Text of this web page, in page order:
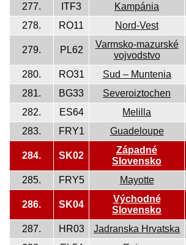
277.
ITF3 Kampánia
278.
RO11 Nord-Vest
279. PL62
Varmsko-mazurské
vojvodstvo
280. RO31 Sud – Muntenia
281.
BG33 Severoiztochen
282.
ES64 Melilla
283.
FRY1 Guadeloupe
284. SK02
Západné
Slovensko
285. FRY5 Mayotte
286. SK04
Východné
Slovensko
287. HR03 Jadranska Hrvatska